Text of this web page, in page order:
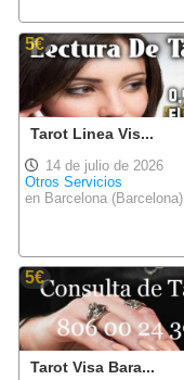
5€
Tarot Linea Vis...
14 de julio de 2026
Otros Servicios
en Barcelona (Barcelona)
5€
Tarot Visa Bara...